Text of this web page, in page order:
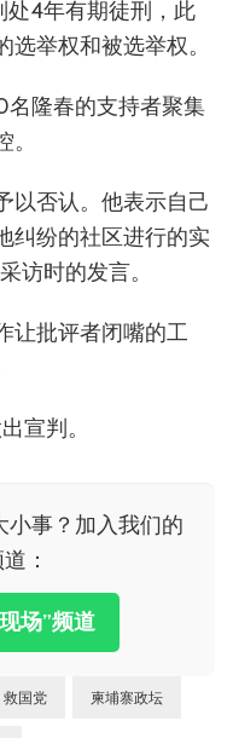
处4年有期徒刑，此
举权和被选举权。
隆春的支持者聚集
以否认。他表示自己
纠纷的社区进行的实
访时的发言。
让批评者闭嘴的工
宣判。
小事？加入我们的
：
场”频道
救国党 柬埔寨政坛